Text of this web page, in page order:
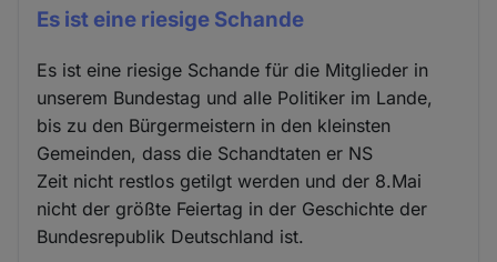
Es ist eine riesige Schande
Es ist eine riesige Schande für die Mitglieder in
unserem Bundestag und alle Politiker im Lande,
bis zu den Bürgermeistern in den kleinsten
Gemeinden, dass die Schandtaten er NS
Zeit nicht restlos getilgt werden und der 8.Mai
nicht der größte Feiertag in der Geschichte der
Bundesrepublik Deutschland ist.